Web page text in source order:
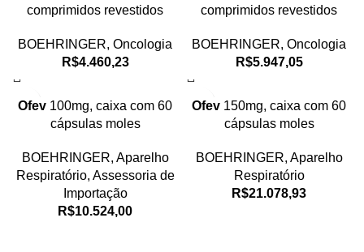
comprimidos revestidos
BOEHRINGER, Oncologia
R$4.460,23
comprimidos revestidos
BOEHRINGER, Oncologia
R$5.947,05
Ofev 100mg, caixa com 60
cápsulas moles
BOEHRINGER, Aparelho
Respiratório, Assessoria de
Importação
R$10.524,00
Ofev 150mg, caixa com 60
cápsulas moles
BOEHRINGER, Aparelho
Respiratório
R$21.078,93